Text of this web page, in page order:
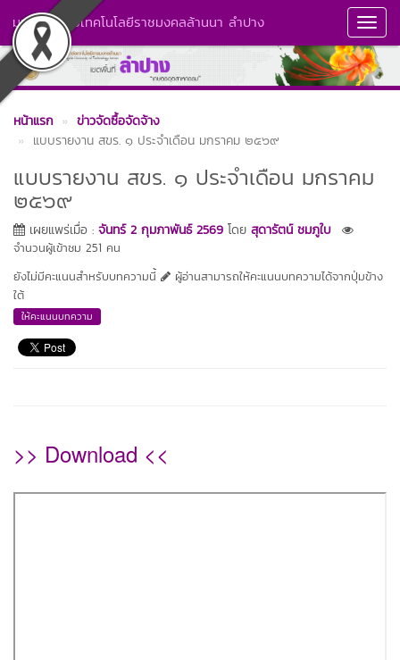
มหาวิทยาลัยเทคโนโลยีราชมงคลล้านนา ลำปาง
หน้าแรก
ข่าวจัดซื้อจัดจ้าง
แบบรายงาน สขร. ๑ ประจำเดือน มกราคม ๒๕๖๙
แบบรายงาน สขร. ๑ ประจำเดือน มกราคม
๒๕๖๙
เผยแพร่เมื่อ : จันทร์ 2 กุมภาพันธ์ 2569 โดย สุดารัตน์ ชมภูใบ
จำนวนผู้เข้าชม 251 คน
ยังไม่มีคะแนนสำหรับบทความนี้
ผู้อ่านสามารถให้คะแนนบทความได้จากปุ่มข้าง
ใต้
ให้คะแนนบทความ
>> Download <<